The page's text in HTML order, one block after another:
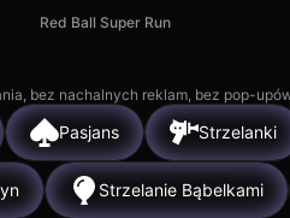
Red Ball Super Run
bez nachalnych reklam, bez pop-
Pasjans Strzelanki
Strzelanie Bąbelkami